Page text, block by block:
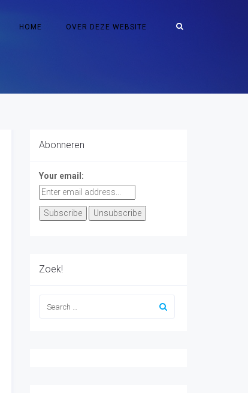
HOME OVER DEZE WEBSITE
Abonneren
Your email:
Zoek!